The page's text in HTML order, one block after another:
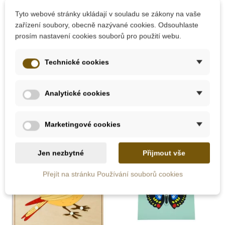
Dárek k nákupu nad 2000 Kč
10 dalších produktů ve stejné
Tyto webové stránky ukládají v souladu se zákony na vaše
zařízení soubory, obecně nazývané cookies. Odsouhlaste
prosím nastavení cookies souborů pro použití webu.
Technické cookies
Analytické cookies
Marketingové cookies
Jen nezbytné Přijmout vše
Přejít na stránku Používání souborů cookies